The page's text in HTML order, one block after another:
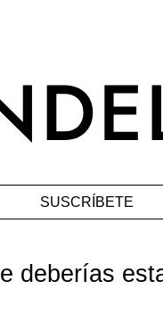
SUSCRÍBETE
deberías